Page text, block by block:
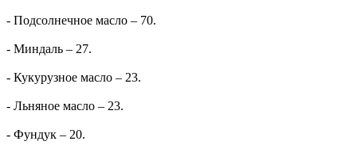
- Подсолнечное масло – 70.
- Миндаль – 27.
- Кукурузное масло – 23.
- Льняное масло – 23.
- Фундук – 20.